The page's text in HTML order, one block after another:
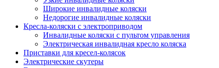
Широкие инвалидные коляски
Недорогие инвалидные коляски
Кресла-коляски с электроприводом
Инвалидные коляски с пультом управления
Электрическая инвалидная кресло коляска
Приставки для кресел-колясок
Электрические скутеры